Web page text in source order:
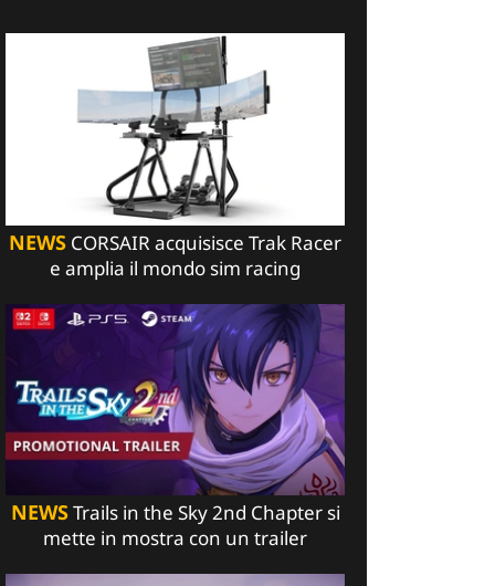
NEWS CORSAIR acquisisce Trak Racer
e amplia il mondo sim racing
NEWSTrails in the Sky 2nd Chapter si
mette in mostra con un trailer